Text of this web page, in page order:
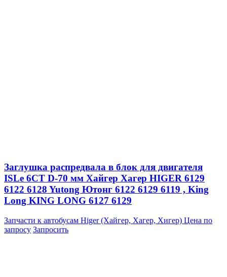
Заглушка распредвала в блок для двигателя
ISLe 6CT D-70 мм Хайгер Хагер HIGER 6129
6122 6128 Yutong Ютонг 6122 6129 6119 , King
Long KING LONG 6127 6129
Запчасти к автобусам Higer (Хайгер, Хагер, Хигер) Цена по
запросу Запросить